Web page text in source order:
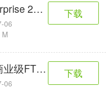
2019(文件传输
06
下载
级FTP客户端程序）
06
下载